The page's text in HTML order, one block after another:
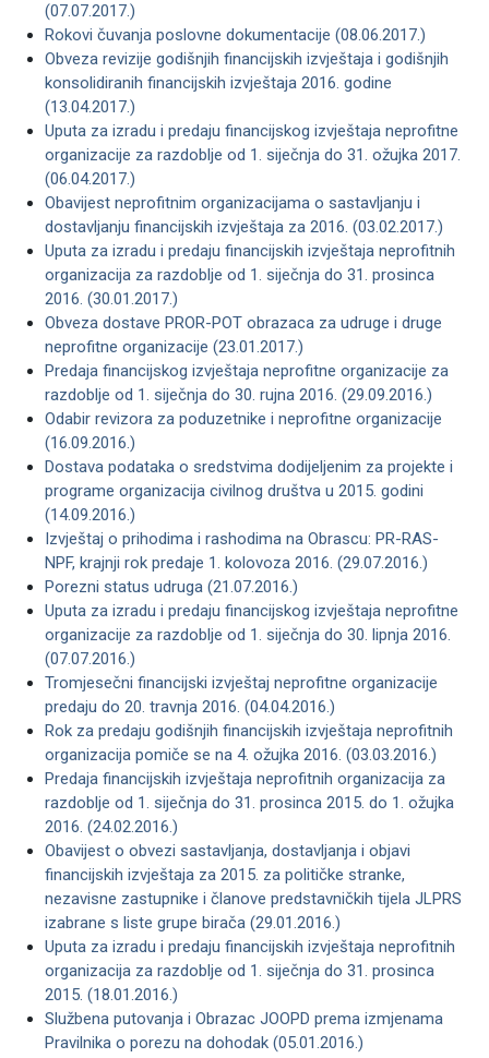
(07.07.2017.)
Rokovi čuvanja poslovne dokumentacije (08.06.2017.)
Obveza revizije godišnjih financijskih izvještaja i godišnjih
konsolidiranih financijskih izvještaja 2016. godine
(13.04.2017.)
Uputa za izradu i predaju financijskog izvještaja neprofitne
organizacije za razdoblje od 1. siječnja do 31. ožujka 2017.
(06.04.2017.)
Obavijest neprofitnim organizacijama o sastavljanju i
dostavljanju financijskih izvještaja za 2016. (03.02.2017.)
Uputa za izradu i predaju financijskih izvještaja neprofitnih
organizacija za razdoblje od 1. siječnja do 31. prosinca
2016. (30.01.2017.)
Obveza dostave PROR-POT obrazaca za udruge i druge
neprofitne organizacije (23.01.2017.)
Predaja financijskog izvještaja neprofitne organizacije za
razdoblje od 1. siječnja do 30. rujna 2016. (29.09.2016.)
Odabir revizora za poduzetnike i neprofitne organizacije
(16.09.2016.)
Dostava podataka o sredstvima dodijeljenim za projekte i
programe organizacija civilnog društva u 2015. godini
(14.09.2016.)
Izvještaj o prihodima i rashodima na Obrascu: PR-RAS-
NPF, krajnji rok predaje 1. kolovoza 2016. (29.07.2016.)
Porezni status udruga (21.07.2016.)
Uputa za izradu i predaju financijskog izvještaja neprofitne
organizacije za razdoblje od 1. siječnja do 30. lipnja 2016.
(07.07.2016.)
Tromjesečni financijski izvještaj neprofitne organizacije
predaju do 20. travnja 2016. (04.04.2016.)
Rok za predaju godišnjih financijskih izvještaja neprofitnih
organizacija pomiče se na 4. ožujka 2016. (03.03.2016.)
Predaja financijskih izvještaja neprofitnih organizacija za
razdoblje od 1. siječnja do 31. prosinca 2015. do 1. ožujka
2016. (24.02.2016.)
Obavijest o obvezi sastavljanja, dostavljanja i objavi
financijskih izvještaja za 2015. za političke stranke,
nezavisne zastupnike i članove predstavničkih tijela JLPRS
izabrane s liste grupe birača (29.01.2016.)
Uputa za izradu i predaju financijskih izvještaja neprofitnih
organizacija za razdoblje od 1. siječnja do 31. prosinca
2015. (18.01.2016.)
Službena putovanja i Obrazac JOOPD prema izmjenama
Pravilnika o porezu na dohodak (05.01.2016.)